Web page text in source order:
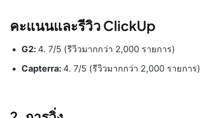
คะแนนและรีวิว ClickUp
G2: 4. 7/5 (รีวิวมากกว่า 2,000 รายการ)
Capterra: 4. 7/5 (รีวิวมากกว่า 2,000 รายการ)